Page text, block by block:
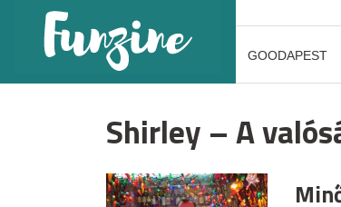
GOODAPEST
Shirley – A